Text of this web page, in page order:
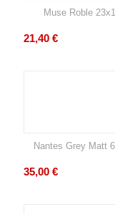
Muse Roble
21,40 €
Nantes Grey Matt
35,00 €